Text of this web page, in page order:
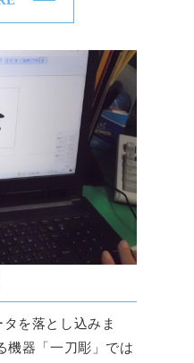
を落とし込みま
機器「一刀彫」では